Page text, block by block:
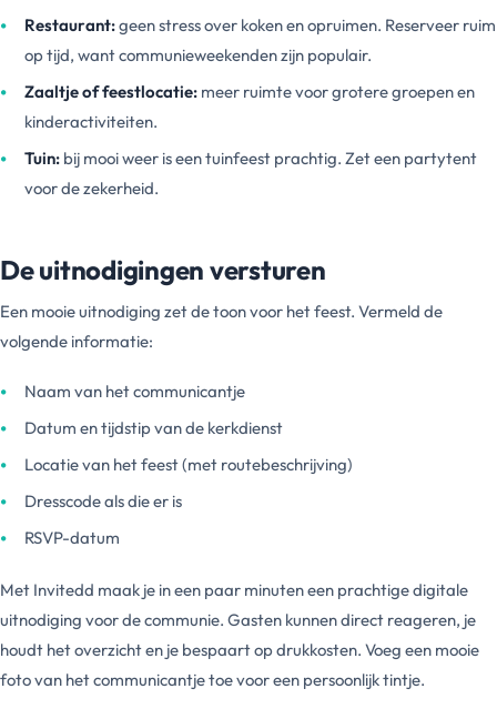
Restaurant:geen stress over koken en opruimen. Reserveer ruim
op tijd, want communieweekenden zijn populair.
Zaaltje of feestlocatie: meer ruimte voor grotere groepen en
kinderactiviteiten.
Tuin: bij mooi weer is een tuinfeest prachtig. Zet een partytent
voor de zekerheid.
De uitnodigingen versturen
Een mooie uitnodiging zet de toon voor het feest. Vermeld de
volgende informatie:
Naam van het communicantje
Datum en tijdstip van de kerkdienst
Locatie van het feest (met routebeschrijving)
Dresscode als die er is
RSVP-datum
Met Invitedd maak je in een paar minuten een prachtige digitale
uitnodiging voor de communie. Gasten kunnen direct reageren, je
houdt het overzicht en je bespaart op drukkosten. Voeg een mooie
foto van het communicantje toe voor een persoonlijk tintje.